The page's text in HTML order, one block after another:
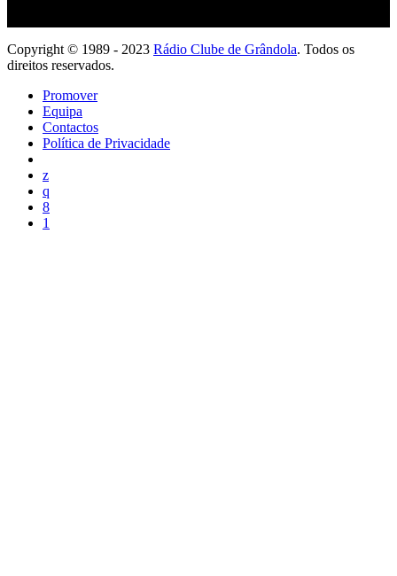
Copyright © 1989 - 2023 Rádio Clube de Grândola. Todos os
direitos reservados.
Promover
Equipa
Contactos
Política de Privacidade